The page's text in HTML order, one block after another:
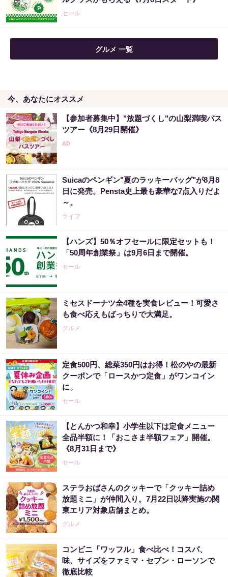
セール
グルメ 一覧
今、あなたにオススメ
【参加者募集中】"放題づくし"の山梨満喫バス
ツアー《8月29日開催》
Suicaのペンギン"夏のラッキーバッグ"が8月8
日に発売。Pensta史上最も豪華な7点入りだよ
～。
ライフ
【ハンズ】50％オフセールに限定セットも！
「50周年創業祭」は9月6日まで開催。
セール
ミセスドーナツ全4種を実食レビュー！可愛さ
も食べ応えもばっちりで大満足。
グルメ
定食500円、総菜350円はお得！松のやの最新
クーポンで「ロースかつ定食」がワンコイン
に。
セール
【とんかつ和幸】小学生以下は定食メニュー
全品半額に！「おこさま半額フェア」開催。
《8月31日まで》
セール
ステラおばさんのクッキーで「クッキー詰め
放題ミニ」が仲間入り。7月22日以降実施の関
東エリア対象店舗まとめ。
グルメ
コンビニ「ワッフル」食べ比べ！コスパ、
味、サイズをファミマ・セブン・ローソンで
徹底比較